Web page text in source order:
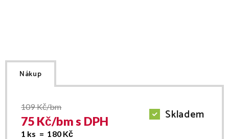
Nákup
109Kč/bm
75 Kč/bms DPH
1 ks = 180Kč
Skladem